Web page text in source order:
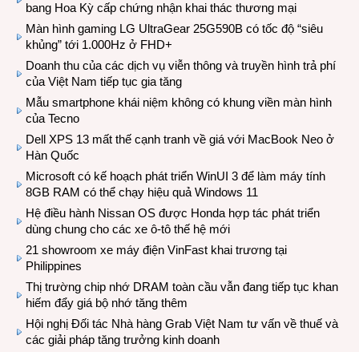
bang Hoa Kỳ cấp chứng nhận khai thác thương mại
Màn hình gaming LG UltraGear 25G590B có tốc độ “siêu
khủng” tới 1.000Hz ở FHD+
Doanh thu của các dịch vụ viễn thông và truyền hình trả phí
của Việt Nam tiếp tục gia tăng
Mẫu smartphone khái niệm không có khung viền màn hình
của Tecno
Dell XPS 13 mất thế cạnh tranh về giá với MacBook Neo ở
Hàn Quốc
Microsoft có kế hoạch phát triển WinUI 3 để làm máy tính
8GB RAM có thể chạy hiệu quả Windows 11
Hệ điều hành Nissan OS được Honda hợp tác phát triển
dùng chung cho các xe ô-tô thế hệ mới
21 showroom xe máy điện VinFast khai trương tại
Philippines
Thị trường chip nhớ DRAM toàn cầu vẫn đang tiếp tục khan
hiếm đẩy giá bộ nhớ tăng thêm
Hội nghị Đối tác Nhà hàng Grab Việt Nam tư vấn về thuế và
các giải pháp tăng trưởng kinh doanh